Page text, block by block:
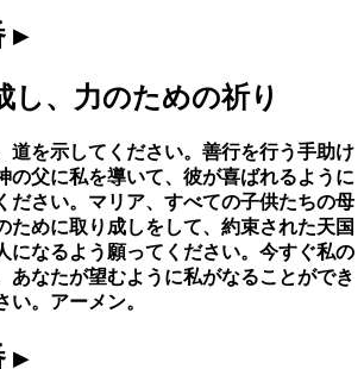
▸
し、力のための祈り
道を示してください。善行を行う手助け
の父に私を導いて、彼が喜ばれるように
ださい。マリア、すべての子供たちの母
ために取り成しをして、約束された天国
になるよう願ってください。今すぐ私の
あなたが望むように私がなることができ
い。アーメン。
▸